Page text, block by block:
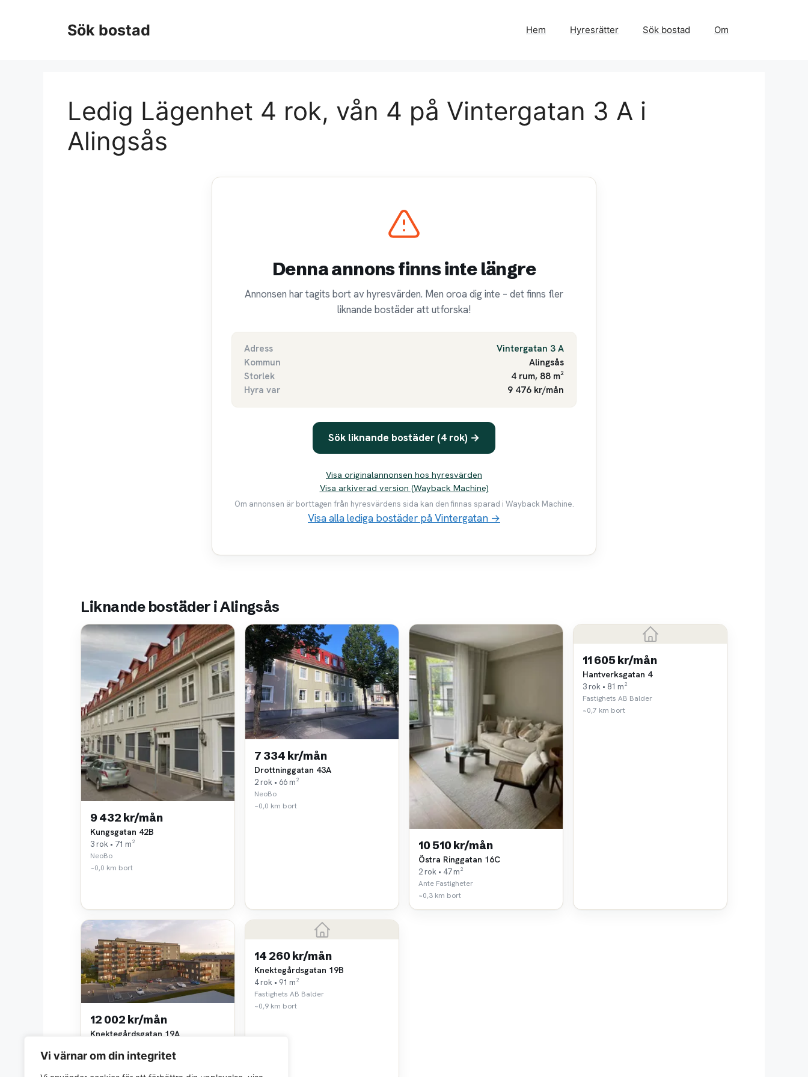
Vi värnar om din integritet
Sök bostad Hem Hyresrätter Sök bostad Om
Ledig Lägenhet 4 rok, vån 4 på Vintergatan 3 A i
Alingsås
Denna annons finns inte längre
Annonsen har tagits bort av hyresvärden. Men oroa dig inte – det finns fler
liknande bostäder att utforska!
Adress
Vintergatan 3 A
Kommun
Alingsås
Storlek
4 rum, 88 m²
Hyra var
9 476 kr/mån
Sök liknande bostäder (4 rok) →
Visa originalannonsen hos hyresvärden
Visa arkiverad version (Wayback Machine)
Om annonsen är borttagen från hyresvärdens sida kan den finnas sparad i Wayback Machine.
Visa alla lediga bostäder på Vintergatan →
Liknande bostäder i Alingsås
9 432 kr/mån
Kungsgatan 42B
3 rok • 71 m²
NeoBo
~0,0 km bort
7 334 kr/mån
Drottninggatan 43A
2 rok • 66 m²
NeoBo
~0,0 km bort
10 510 kr/mån
Östra Ringgatan 16C
2 rok • 47 m²
Ante Fastigheter
~0,3 km bort
11 605 kr/mån
Hantverksgatan 4
3 rok • 81 m²
Fastighets AB Balder
~0,7 km bort
12 002 kr/mån
Knektegårdsgatan 19A
Fastighets AB Balder
14 260 kr/mån
Knektegårdsgatan 19B
4 rok • 91 m²
Fastighets AB Balder
~0,9 km bort